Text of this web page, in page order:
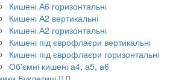
Кишені А6 горизонтальні
Кишені А2 вертикальні
Кишені А2 горизонтальні
Кишені під єврофлаєри вертикальні
Кишені під єврофлаєри горизонтальні
Об'ємні кишені а4, а5, а6